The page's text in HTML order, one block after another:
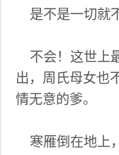
是不是一切就
不会！这世上
出，周氏母女也
情无意的爹。
寒雁倒在地上